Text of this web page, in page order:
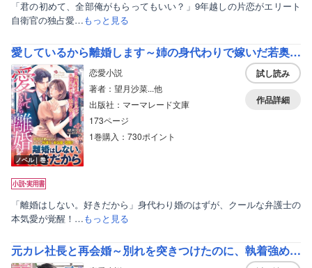
「君の初めて、全部俺がもらってもいい？」9年越しの片恋がエリート
自衛官の独占愛…もっと見る
愛しているから離婚します～姉の身代わりで嫁いだ若奥様を、年の差弁護士は独占欲で逃がさない～
ノベル｜巻
恋愛小説
著者：望月沙菜...他
出版社：マーマレード文庫
173ページ
1巻購入：730ポイント
試し読み
作品詳細
「離婚はしない。好きだから」身代わり婚のはずが、クールな弁護士の
本気愛が覚醒！…もっと見る
元カレ社長と再会婚～別れを突きつけたのに、執着強めの旦那様が初恋を諦めてくれません～